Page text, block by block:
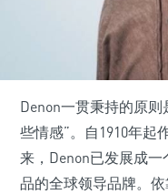
Denon一贯秉持的原
些情感”。自1910年起
来，Denon已发展成
品的全球领导品牌。